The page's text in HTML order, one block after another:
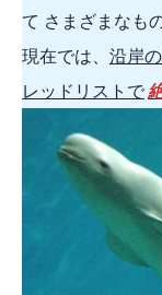
て さまざまなも
現在では、 沿岸
レッドリストで